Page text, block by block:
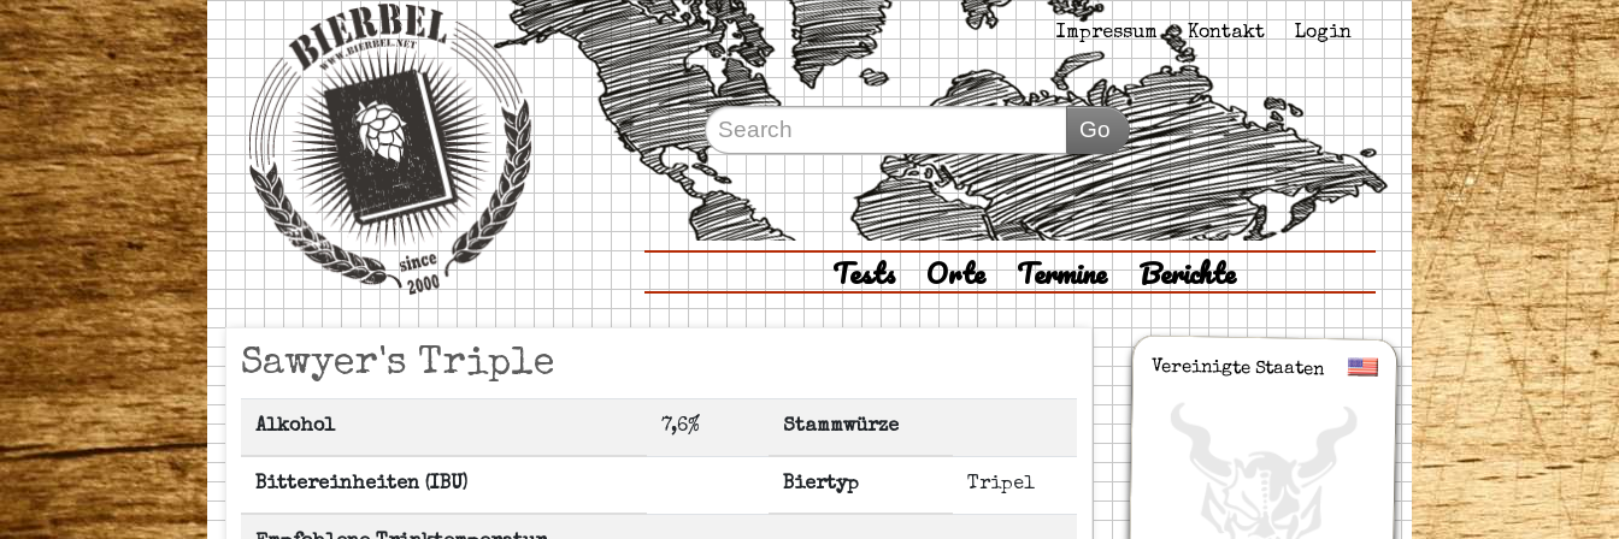
Impressum Kontakt Login
Go
Tests Orte Termine Berichte
Sawyer's Triple
Alkohol 7,6% Stammwürze
Bittereinheiten (IBU) Biertyp Tripel
Vereinigte Staaten